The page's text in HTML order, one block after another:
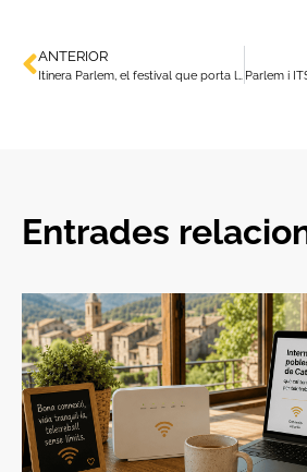
ANTERIOR
Itinera Parlem, el festival que porta la música en viu als micropobles
Entrades